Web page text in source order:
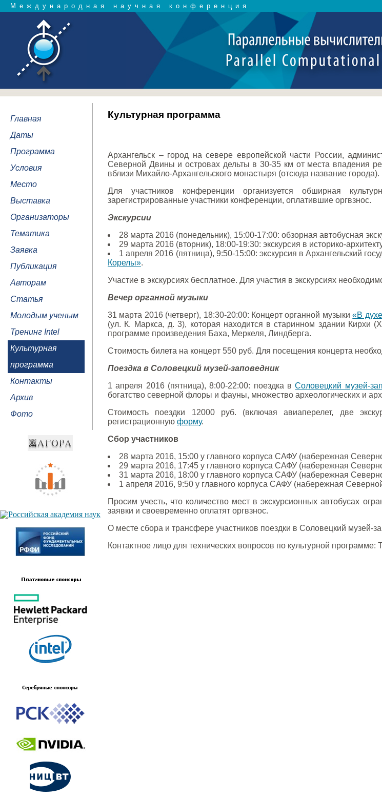
Международная научная конференция
Главная
Даты
Программа
Условия
Место
Выставка
Организаторы
Тематика
Заявка
Публикация
Авторам
Статья
Молодым ученым
Тренинг Intel
Культурная
программа
Контакты
Архив
Фото
Культурная программа
Архангельск – город на севере европейской части России,
Северной Двины и островах дельты в 30-35 км от места впадения
вблизи Михайло-Архангельского монастыря (отсюда название города).
Для участников конференции организуется обширная
зарегистрированные участники конференции, оплатившие оргвзнос.
Экскурсии
28 марта 2016 (понедельник), 15:00-17:00: обзорная автобусная
29 марта 2016 (вторник), 18:00-19:30: экскурсия в историко-
1 апреля 2016 (пятница), 9:50-15:00: экскурсия в Архангельский
Корелы».
Участие в экскурсиях бесплатное. Для участия в экскурсиях
Вечер органной музыки
31 марта 2016 (четверг), 18:30-20:00: Концерт органной музыки«В
(ул. К. Маркса, д. 3), которая находится в старинном здании Кирхи
программе произведения Баха, Меркеля, Линдберга.
Стоимость билета на концерт 550 руб. Для посещения концерта
Поездка в Соловецкий музей-заповедник
1 апреля 2016 (пятница), 8:00-22:00: поездка вСоловецкий музей-
богатство северной флоры и фауны, множество археологических и
Стоимость поездки 12000 руб. (включая авиаперелет, две
регистрационную форму.
Сбор участников
28 марта 2016, 15:00 у главного корпуса САФУ (набережная
29 марта 2016, 17:45 у главного корпуса САФУ (набережная
31 марта 2016, 18:00 у главного корпуса САФУ (набережная
1 апреля 2016, 9:50 у главного корпуса САФУ (набережная
Просим учесть, что количество мест в экскурсионных автобусах
заявки и своевременно оплатят оргвзнос.
О месте сбора и трансфере участников поездки в Соловецкий музей-
Контактное лицо для технических вопросов по культурной